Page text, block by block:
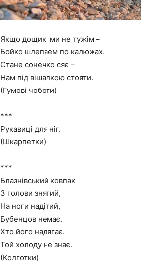
Якщо дощик, ми не тужім –
Бойко шлепаем по калюжах.
Стане сонечко сяє –
Нам під вішалкою стояти.
(Гумові чоботи)
***
Рукавиці для ніг.
(Шкарпетки)
***
Блазнівський ковпак
З голови знятий,
На ноги надітий,
Бубенцов немає.
Хто його надягає.
Той холоду не знає.
(Колготки)